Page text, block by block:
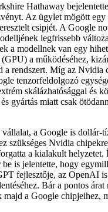
Hathaway
Az ügylet mögött
csipjét. A Google
legfrissebb
a modellnek van egy
a működéséhez,
rendszert. Míg az Nvidia
tenzorfeldolgozó
skálázhatósággal és
gyártás miatt csak
a Google is dollár-
szükséges Nvidia
a kialakult
is jelentette, hogy
fejlesztője, az OpenAI
Bár a pontos
majd a Google chipjeihez,